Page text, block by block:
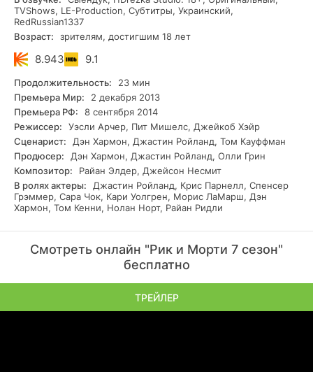
TVShows, LE-Production, Субтитры, Украинский,
RedRussian1337
Возраст:
зрителям, достигшим 18 лет
8.943 9.1
Продолжительность:
23 мин
Премьера Мир:
2 декабря 2013
Премьера РФ:
8 сентября 2014
Режиссер:
Уэсли Арчер, Пит Мишелс, Джейкоб Хэйр
Сценарист:
Дэн Хармон, Джастин Ройланд, Том Кауффман
Продюсер:
Дэн Хармон, Джастин Ройланд, Олли Грин
Композитор:
Райан Элдер, Джейсон Несмит
В ролях актеры:
Джастин Ройланд, Крис Парнелл, Спенсер
Грэммер, Сара Чок, Кари Уолгрен, Морис ЛаМарш, Дэн
Хармон, Том Кенни, Нолан Норт, Райан Ридли
Смотреть онлайн "Рик и Морти 7 сезон"
бесплатно
ТРЕЙЛЕР